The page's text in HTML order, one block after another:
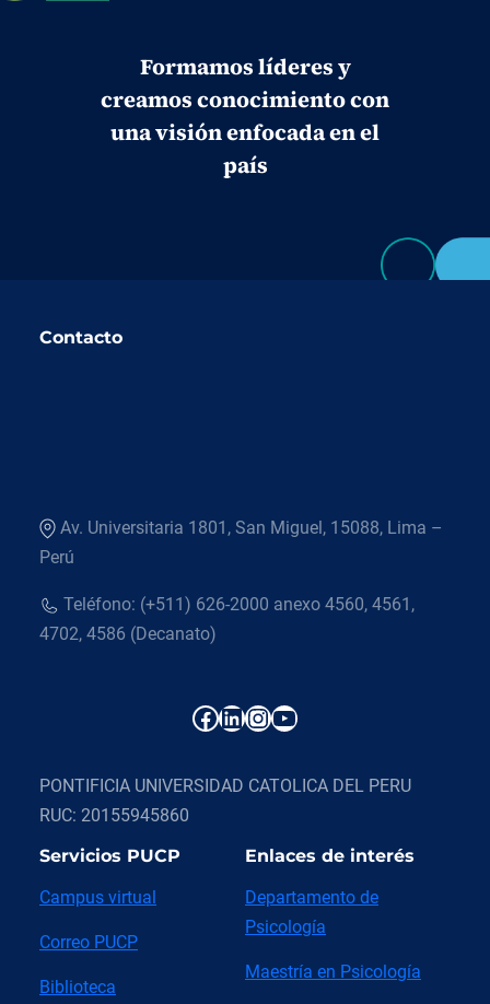
Formamos líderes y
creamos conocimiento con
una visión enfocada en el
país
Contacto
Av. Universitaria 1801, San Miguel, 15088, Lima –
Perú
Teléfono: (+511) 626-2000 anexo 4560, 4561,
4702, 4586 (Decanato)
Facebook LinkedIn InstagramYouTube
PONTIFICIA UNIVERSIDAD CATOLICA DEL PERU
RUC: 20155945860
Servicios PUCP
Campus virtual
Correo PUCP
Biblioteca
Enlaces de interés
Departamento de
Psicología
Maestría en Psicología